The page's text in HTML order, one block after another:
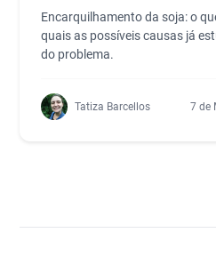
Encarquilhamento da soja: o
quais as possíveis causas já
do problema.
Tatiza Barcellos 7 de